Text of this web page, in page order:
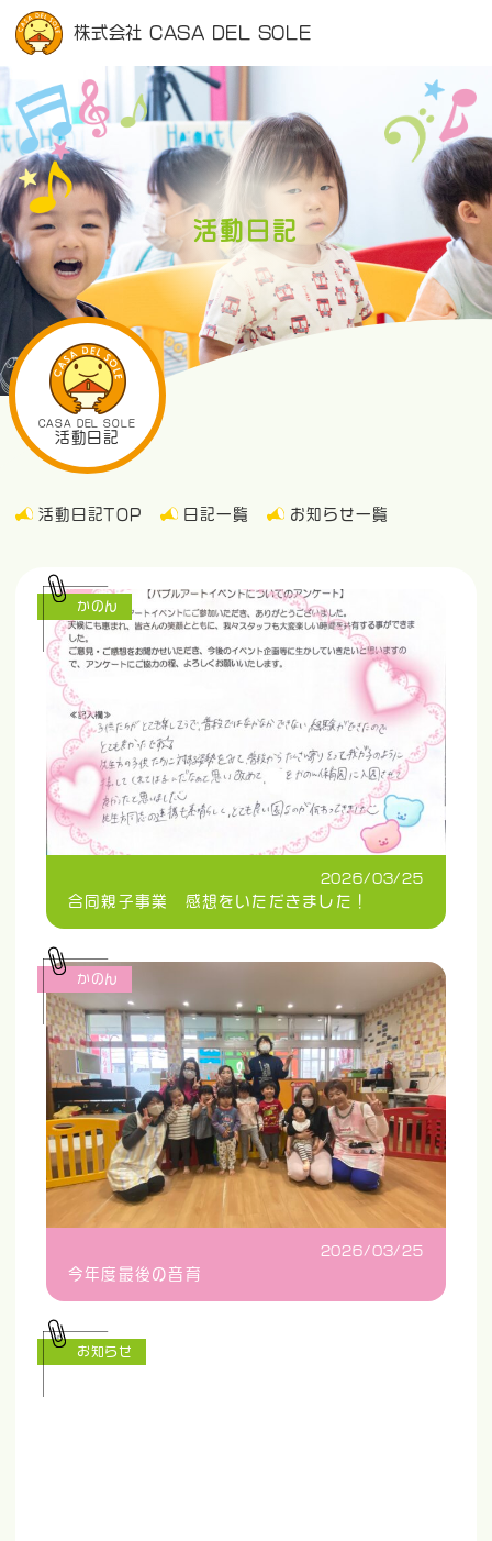
株式会社 CASA DEL SOLE
活動日記
CASA DEL SOLE
活動日記
活動日記TOP 日記一覧 お知らせ一覧
2026/03/25
合同親子事業 感想をいただきました！
かのん
2026/03/25
今年度最後の音育
かのん
お知らせ